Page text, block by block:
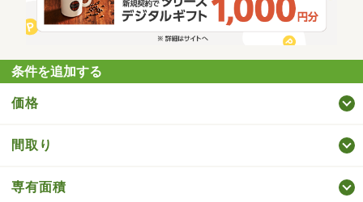
条件を追加する
価格
間取り
専有面積